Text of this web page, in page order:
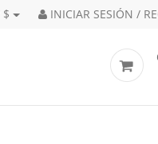
INICIAR SESIÓN /